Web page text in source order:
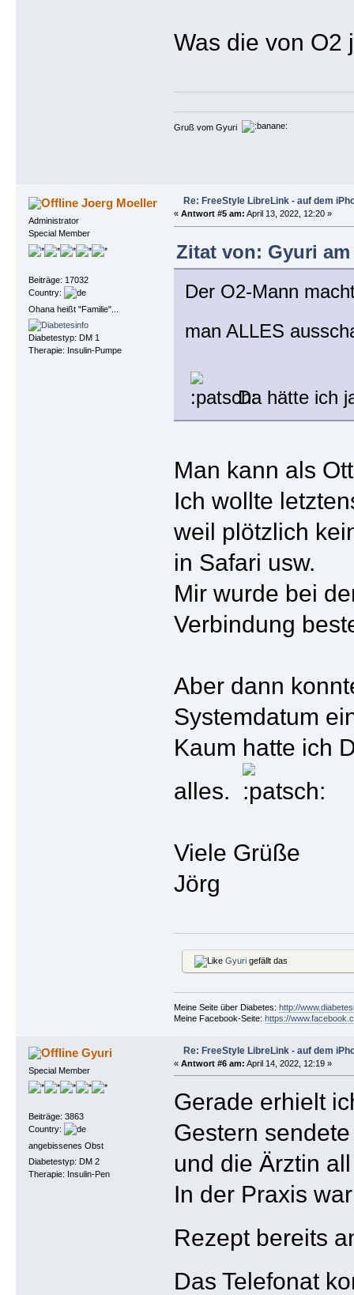
Was die von
Gruß vom Gyuri
Joerg Moeller
Administrator
Special Member
Beiträge: 17032
Country:
Ohana heißt "Familie"...
Diabetestyp: DM 1
Therapie: Insulin-Pumpe
Re: FreeStyle LibreLink - auf dem
« Antwort #5 am: April 13, 2022, 12:20 »
Zitat von: Gyuri am
Der O2-Mann
man ALLES
Da hätte ich
Man kann als
Ich wollte
weil plötzlich
in Safari usw.
Mir wurde bei
Verbindung
Aber dann
Systemdatum
Kaum hatte ich
alles.
Viele Grüße
Jörg
Gyurigefällt das
Meine Seite über Diabetes: http://
Meine Facebook-Seite: https://
Gyuri
Special Member
Beiträge: 3863
Country:
angebissenes Obst
Diabetestyp: DM 2
Therapie: Insulin-Pen
Re: FreeStyle LibreLink - auf dem
« Antwort #6 am: April 14, 2022, 12:19 »
Gerade erhielt
Gestern
und die Ärztin
In der Praxis
Rezept bereits
Das Telefonat